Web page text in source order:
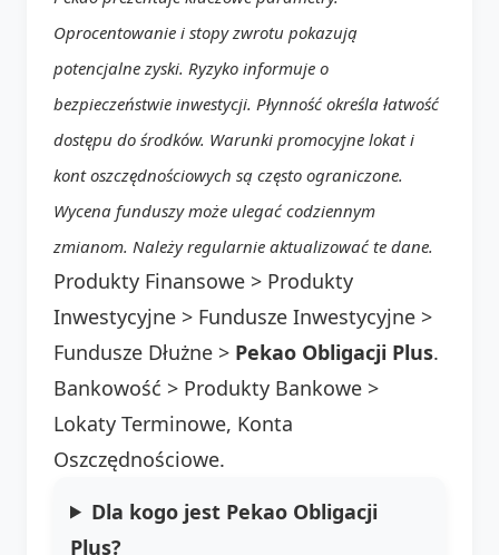
Oprocentowanie i stopy zwrotu pokazują
potencjalne zyski. Ryzyko informuje o
bezpieczeństwie inwestycji. Płynność określa łatwość
dostępu do środków. Warunki promocyjne lokat i
kont oszczędnościowych są często ograniczone.
Wycena funduszy może ulegać codziennym
zmianom. Należy regularnie aktualizować te dane.
Produkty Finansowe > Produkty
Inwestycyjne > Fundusze Inwestycyjne >
Fundusze Dłużne > Pekao Obligacji Plus.
Bankowość > Produkty Bankowe >
Lokaty Terminowe, Konta
Oszczędnościowe.
Dla kogo jest Pekao Obligacji
Plus?